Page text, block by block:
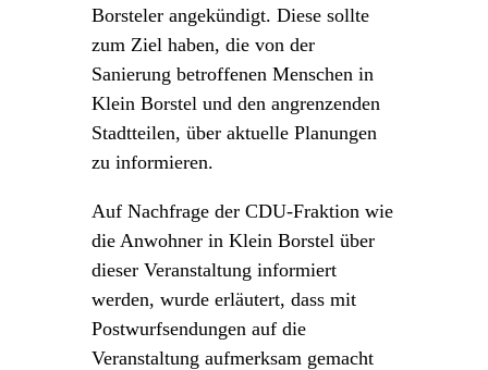
Borsteler angekündigt. Diese sollte
zum Ziel haben, die von der
Sanierung betroffenen Menschen in
Klein Borstel und den angrenzenden
Stadtteilen, über aktuelle Planungen
zu informieren.
Auf Nachfrage der CDU-Fraktion wie
die Anwohner in Klein Borstel über
dieser Veranstaltung informiert
werden, wurde erläutert, dass mit
Postwurfsendungen auf die
Veranstaltung aufmerksam gemacht